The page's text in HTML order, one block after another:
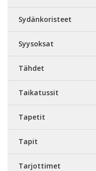
Sydänkoristeet
Syysoksat
Tähdet
Taikatussit
Tapetit
Tapit
Tarjottimet